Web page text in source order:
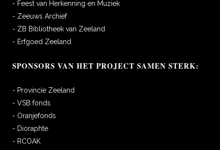
- Feest van Herkenning en Muziek
- Zeeuws Archief
- ZB Bibliotheek van Zeeland
- Erfgoed Zeeland
SPONSORS VAN HET PROJECT SAMEN STERK:
- Provincie Zeeland
- VSB fonds
- Oranjefonds
- Dioraphte
- RCOAK